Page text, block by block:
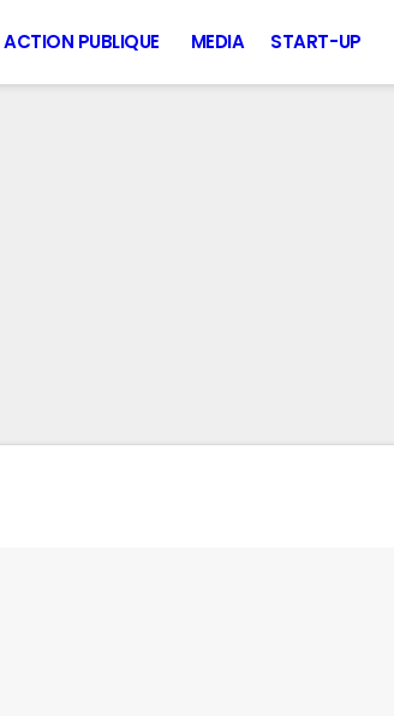
ACTION PUBLIQUE MEDIA START-UP